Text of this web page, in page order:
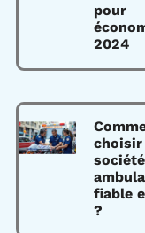
pour
2024
choisir
société
fiable
?